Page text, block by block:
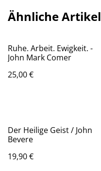
Ähnliche Artikel
Ruhe. Arbeit. Ewigkeit. -
John Mark Comer
25,00 €
Der Heilige Geist / John
Bevere
19,90 €